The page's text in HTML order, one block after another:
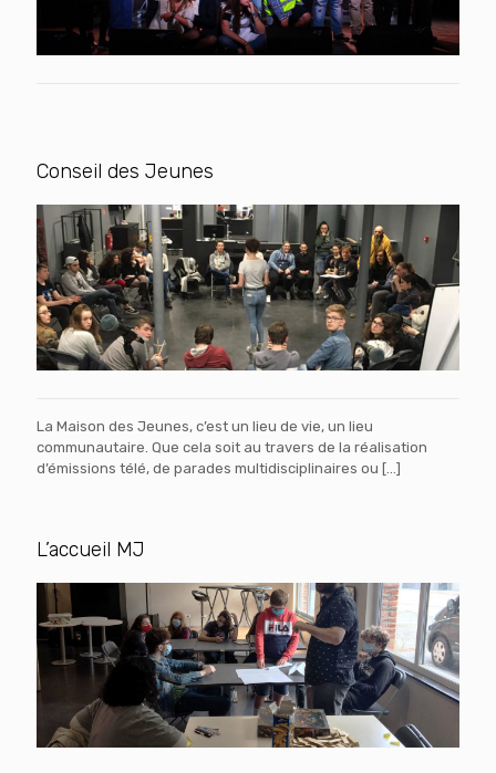
Conseil des Jeunes
La Maison des Jeunes, c’est un lieu de vie, un lieu
communautaire. Que cela soit au travers de la réalisation
d’émissions télé, de parades multidisciplinaires ou […]
L’accueil MJ